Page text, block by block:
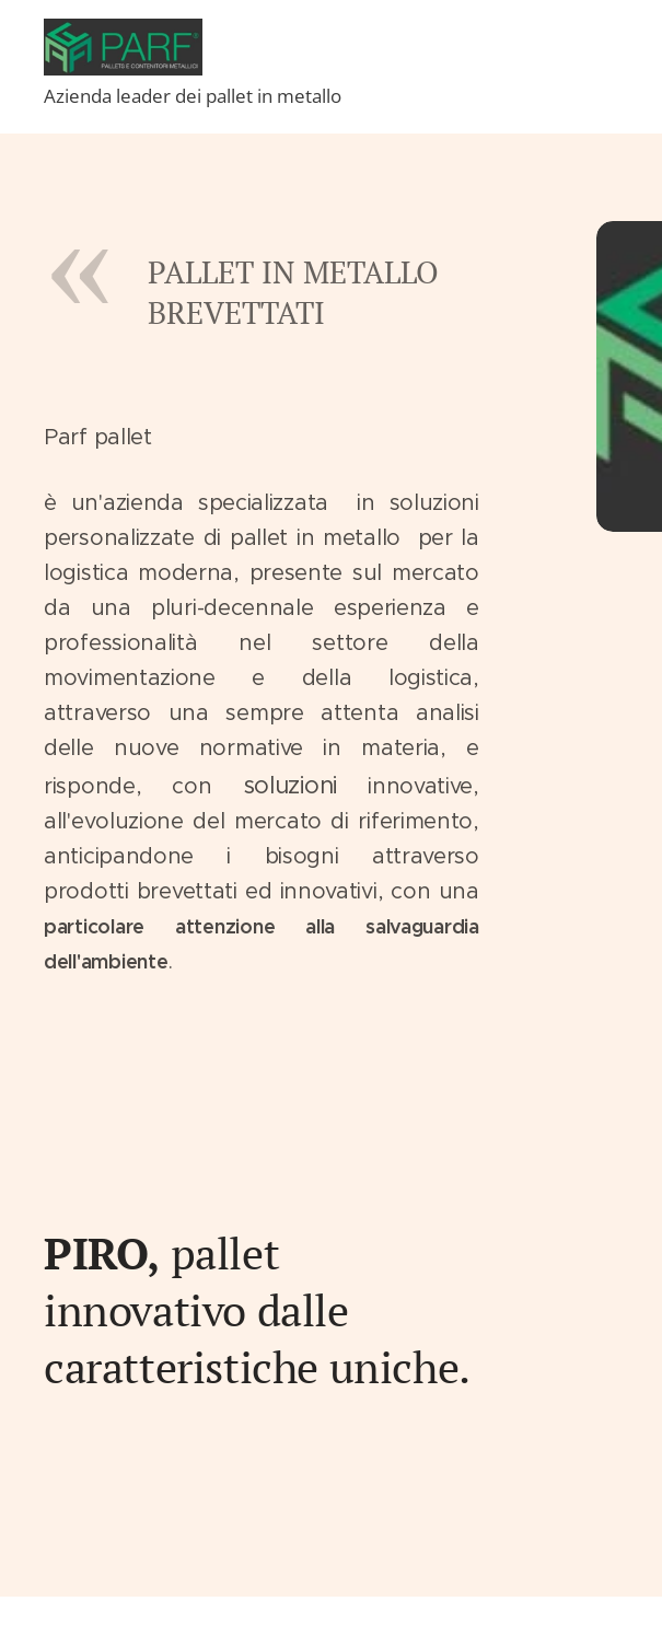
Azienda leader dei pallet in metallo
PALLET IN METALLO
BREVETTATI
Parf pallet
è un'azienda specializzata in soluzioni
personalizzate di pallet in metallo per la
logistica moderna, presente sul mercato
da una pluri-decennale esperienza e
professionalità nel settore della
movimentazione e della logistica,
attraverso una sempre attenta analisi
delle nuove normative in materia, e
risponde, con soluzioni innovative,
all'evoluzione del mercato di riferimento,
anticipandone i bisogni attraverso
prodotti brevettati ed innovativi, con una
particolare attenzione alla salvaguardia
dell'ambiente.
PIRO, pallet
innovativo dalle
caratteristiche uniche.